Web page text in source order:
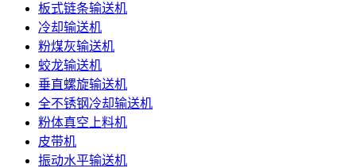
板式链条输送机
冷却输送机
粉煤灰输送机
蛟龙输送机
垂直螺旋输送机
全不锈钢冷却输送机
粉体真空上料机
皮带机
振动水平输送机